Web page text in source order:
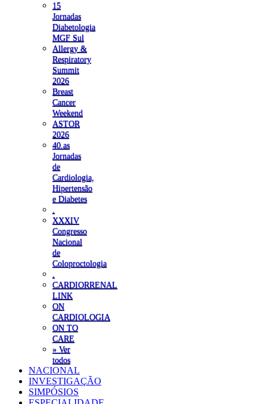
15
Jornadas
Diabetologia
MGF Sul
Allergy &
Respiratory
Summit
2026
Breast
Cancer
Weekend
ASTOR
2026
40.as
Jornadas
de
Cardiologia,
Hipertensão
e Diabetes
XXXIV
Congresso
Nacional
de
Coloproctologia
CARDIORRENAL
LINK
ON
CARDIOLOGIA
ON TO
CARE
» Ver
todos
NACIONAL
INVESTIGAÇÃO
SIMPÓSIOS